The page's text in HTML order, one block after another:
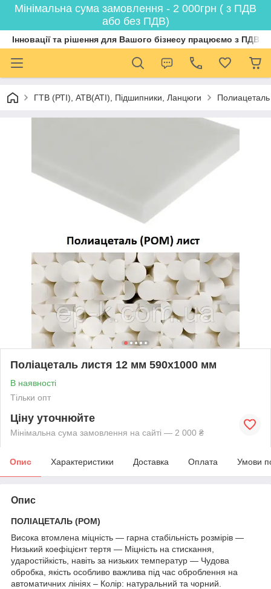
Мінімальна сума замовлення - 2 000грн ( з ПДВ
або без ПДВ)
Інновації та рішення для Вашого бізнесу працюємо з ПДВ
ГТВ (РТI), АТВ(АТI), Пiдшипники, Ланцюги Полиацеталь
Поліацеталь листя 12 мм 590х1000 мм
В наявності
Тільки опт
Ціну уточнюйте
Мінімальна сума замовлення на сайті — 2 000 ₴
Опис Характеристики Доставка Оплата Умови
Опис
ПОЛІАЦЕТАЛЬ (POM)
Висока втомлена міцність — гарна стабільність розмірів —
Низький коефіцієнт тертя — Міцність на стискання,
ударостійкість, навіть за низьких температур — Чудова
обробка, якість особливо важлива під час оброблення на
автоматичних лініях – Колір: натуральний та чорний.